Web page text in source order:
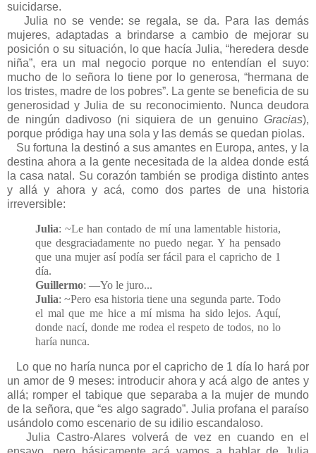
suicidarse.
Julia no se vende: se regala, se da. Para las demás
mujeres, adaptadas a brindarse a cambio de mejorar su
posición o su situación, lo que hacía Julia, “heredera desde
niña”, era un mal negocio porque no entendían el suyo:
mucho de lo señora lo tiene por lo generosa, “hermana de
los tristes, madre de los pobres”. La gente se beneficia de su
generosidad y Julia de su reconocimiento. Nunca deudora
de ningún dadivoso (ni siquiera de un genuino Gracias),
porque pródiga hay una sola y las demás se quedan piolas.
Su fortuna la destinó a sus amantes en Europa, antes, y la
destina ahora a la gente necesitada de la aldea donde está
la casa natal. Su corazón también se prodiga distinto antes
y allá y ahora y acá, como dos partes de una historia
irreversible:
Julia: ~Le han contado de mí una lamentable historia,
que desgraciadamente no puedo negar. Y ha pensado
que una mujer así podía ser fácil para el capricho de 1
día.
Guillermo: —Yo le juro...
Julia: ~Pero esa historia tiene una segunda parte. Todo
el mal que me hice a mí misma ha sido lejos. Aquí,
donde nací, donde me rodea el respeto de todos, no lo
haría nunca.
Lo que no haría nunca por el capricho de 1 día lo hará por
un amor de 9 meses: introducir ahora y acá algo de antes y
allá; romper el tabique que separaba a la mujer de mundo
de la señora, que “es algo sagrado”. Julia profana el paraíso
usándolo como escenario de su idilio escandaloso.
Julia Castro-Alares volverá de vez en cuando en el